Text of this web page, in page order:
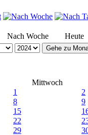
Nach Woche Heute
Gehe zu
Mittwoch
1
2
8
9
15
22
29